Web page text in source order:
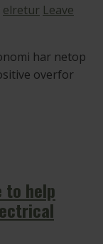
elretur Leave
har netop
overfor
to help